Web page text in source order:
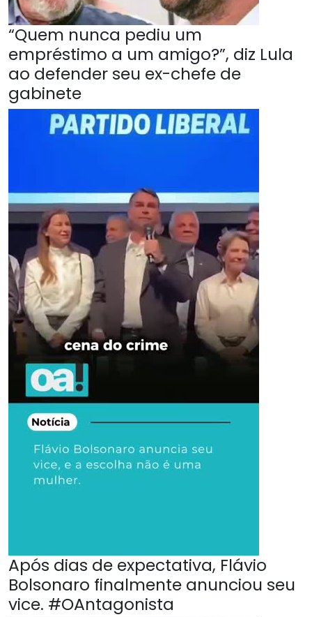
“Quem nunca pediu um
empréstimo a um amigo?”, diz Lula
ao defender seu ex-chefe de
gabinete
Após dias de expectativa, Flávio
Bolsonaro finalmente anunciou seu
vice. #OAntagonista